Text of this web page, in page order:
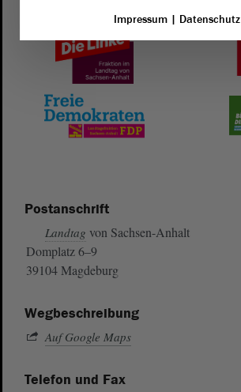
Postanschrift
Landtag von Sachsen-Anhalt
Domplatz 6–9
39104 Magdeburg
Wegbeschreibung
Auf Google Maps
Telefon und Fax
Impressum| Datenschutz